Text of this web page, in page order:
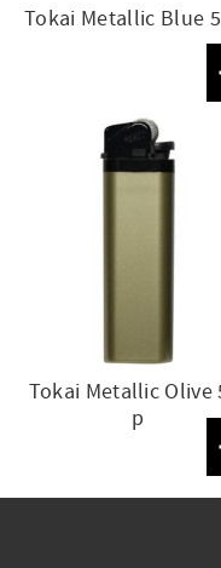
Tokai Metallic Blue
Tokai Metallic Olive
p